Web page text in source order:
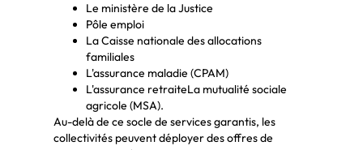
Le ministère de la Justice
Pôle emploi
La Caisse nationale des allocations
familiales
L'assurance maladie (CPAM)
L'assurance retraiteLa mutualité sociale
agricole (MSA).
Au-delà de ce socle de services garantis, les
collectivités peuvent déployer des offres de